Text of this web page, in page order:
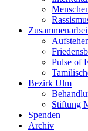
Pulse of
Bezirk Ulm
Stiftung
Spenden
Archiv